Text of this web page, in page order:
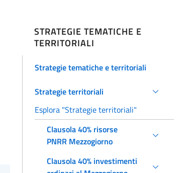
STRATEGIE TEMATICHE E
TERRITORIALI
Strategie tematiche e territoriali
Strategie territoriali
Esplora "Strategie territoriali"
Clausola 40% risorse
PNRR Mezzogiorno
Clausola 40% investimenti